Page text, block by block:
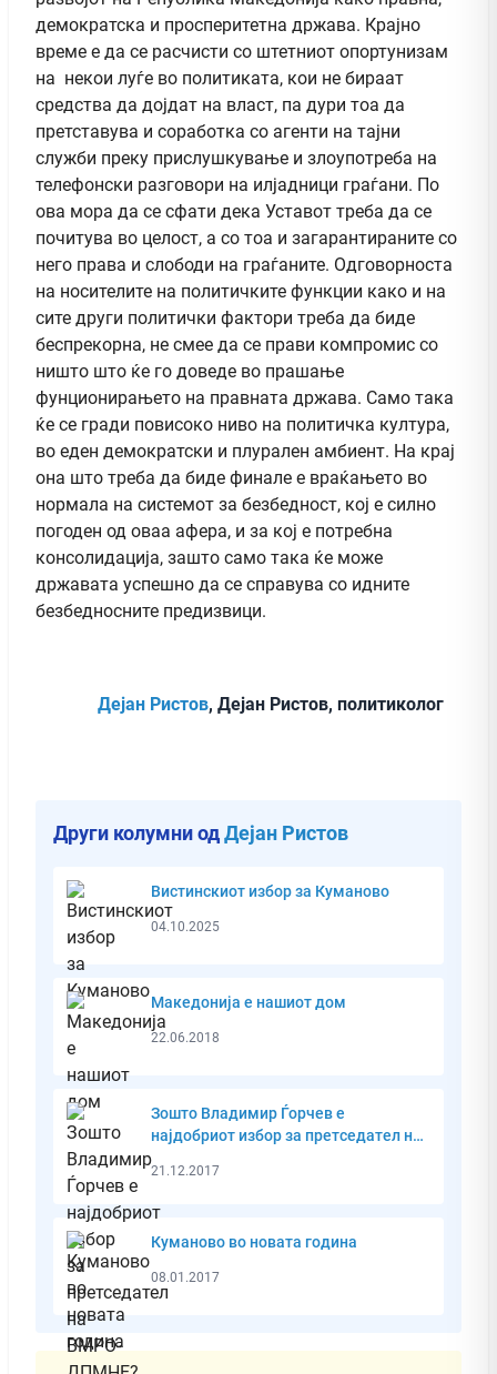
демократска и просперитетна држава. Крајно
време е да се расчисти со штетниот опортунизам
на некои луѓе во политиката, кои не бираат
средства да дојдат на власт, па дури тоа да
претставува и соработка со агенти на тајни
служби преку прислушкување и злоупотреба на
телефонски разговори на илјадници граѓани. По
ова мора да се сфати дека Уставот треба да се
почитува во целост, а со тоа и загарантираните со
него права и слободи на граѓаните. Одговорноста
на носителите на политичките функции како и на
сите други политички фактори треба да биде
беспрекорна, не смее да се прави компромис со
ништо што ќе го доведе во прашање
фунционирањето на правната држава. Само така
ќе се гради повисоко ниво на политичка култура,
во еден демократски и плурален амбиент. На крај
она што треба да биде финале е враќањето во
нормала на системот за безбедност, кој е силно
погоден од оваа афера, и за кој е потребна
консолидација, зашто само така ќе може
државата успешно да се справува со идните
безбедносните предизвици.
Дејан Ристов, Дејан Ристов, политиколог
Други колумни одДејан Ристов
Вистинскиот избор за Куманово
04.10.2025
Македонија е нашиот дом
22.06.2018
Зошто Владимир Ѓорчев е
најдобриот избор за претседател на
ВМРО-ДПМНЕ?
21.12.2017
Куманово во новата година
08.01.2017